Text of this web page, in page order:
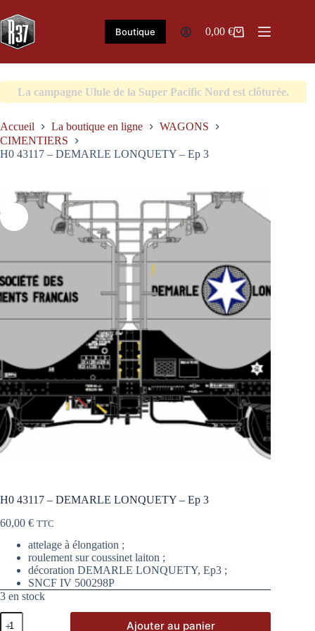
au
contenu
Boutique
Panier
0,00€
La campagne Ulule de la Super Pacific Nord est clôturée.
Accueil La boutique en ligne
WAGONS
CIMENTIERS
H0 43117 – DEMARLE LONQUETY – Ep 3
H0 43117 – DEMARLE LONQUETY – Ep 3
60,00 € TTC
attelage à élongation ;
roulement sur coussinet laiton ;
décoration DEMARLE LONQUETY, Ep3 ;
SNCF IV 500298P
3 en stock
quantité
de
Ajouter au panier